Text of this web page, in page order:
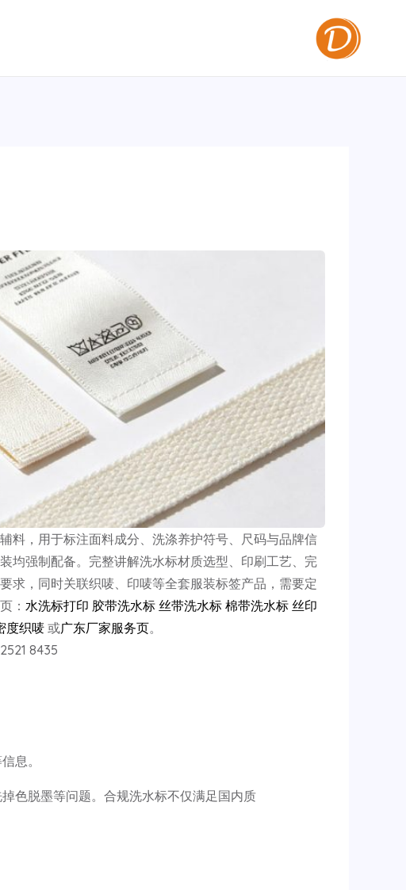
料，用于标注面料成分、洗涤养护符号、尺码与品牌信
均强制配备。完整讲解洗水标材质选型、印刷工艺、完
求，同时关联织唛、印唛等全套服装标签产品，需要定
： 水洗标打印 胶带洗水标 丝带洗水标 棉带洗水标 丝印
度织唛 或广东厂家服务页。
8435
息。
色脱墨等问题。合规洗水标不仅满足国内质